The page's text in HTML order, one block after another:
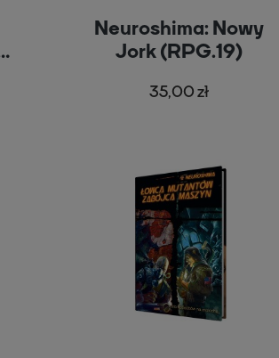
Neuroshima: Nowy
Jork (RPG.19)
35,00 zł